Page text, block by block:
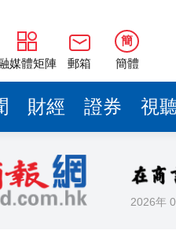
媒體矩陣 郵箱
簡
簡體
財經 證券 視
2026年